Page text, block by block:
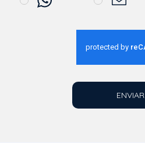
ENVIAR